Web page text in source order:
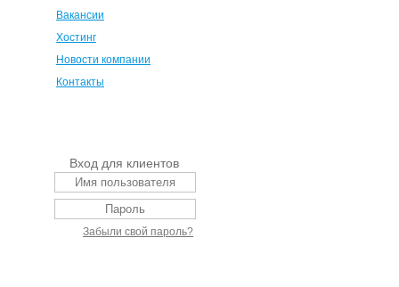
Вакансии
Хостинг
Новости компании
Контакты
Вход для клиентов
Забыли свой пароль?